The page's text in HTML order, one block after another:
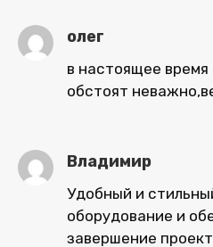
олег
в настоящее
обстоят
Владимир
Удобный и
оборудование и
завершение